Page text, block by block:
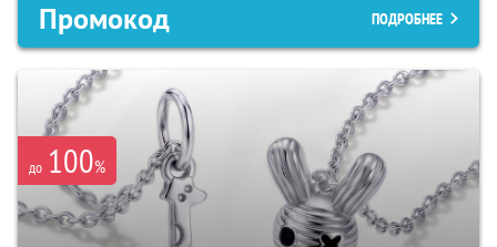
Промокод ПОДРОБНЕЕ
до 100%